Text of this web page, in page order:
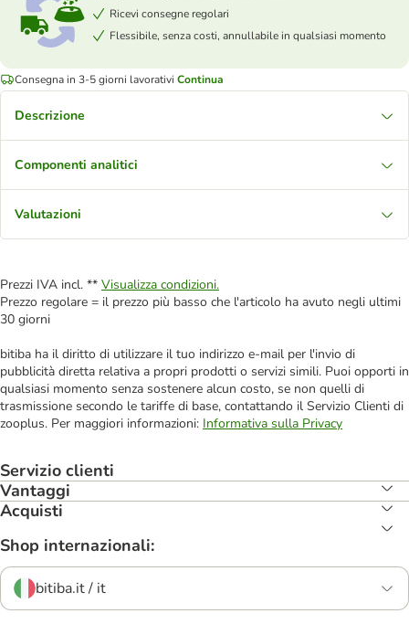
Ricevi consegne regolari
Flessibile, senza costi, annullabile in qualsiasi momento
Consegna in 3-5 giorni lavorativi Continua
Descrizione
Componenti analitici
Valutazioni
Prezzi IVA incl. ** Visualizza condizioni.
Prezzo regolare = il prezzo più basso che l'articolo ha avuto negli ultimi
30 giorni
bitiba ha il diritto di utilizzare il tuo indirizzo e-mail per l'invio di
pubblicità diretta relativa a propri prodotti o servizi simili. Puoi opporti in
qualsiasi momento senza sostenere alcun costo, se non quelli di
trasmissione secondo le tariffe di base, contattando il Servizio Clienti di
zooplus. Per maggiori informazioni: Informativa sulla Privacy
Servizio clienti
Vantaggi
Acquisti
Shop internazionali:
bitiba.it / it